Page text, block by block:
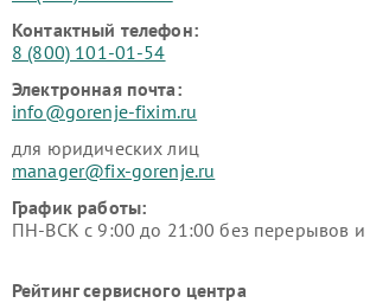
Контактный телефон:
8 (800) 101-01-54
Электронная почта:
info@gorenje-fixim.ru
для юридических лиц
manager@fix-gorenje.ru
График работы:
ПН-ВСК с 9:00 до 21:00 без перерывов
Рейтинг сервисного центра